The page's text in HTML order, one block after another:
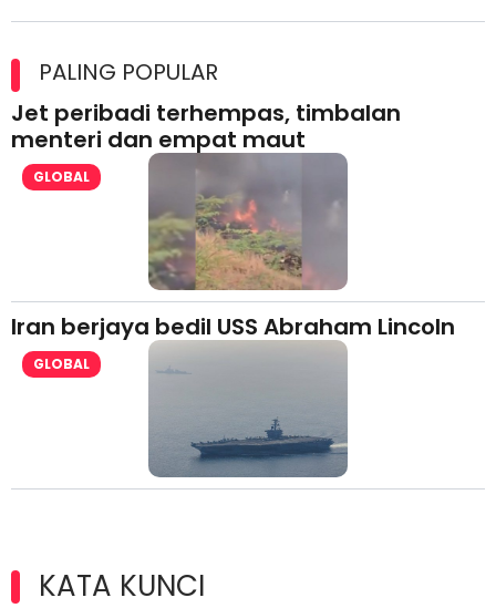
lesen separuh pertama 2026
PALING POPULAR
Jet peribadi terhempas, timbalan
menteri dan empat maut
GLOBAL
Iran berjaya bedil USS Abraham Lincoln
GLOBAL
KATA KUNCI